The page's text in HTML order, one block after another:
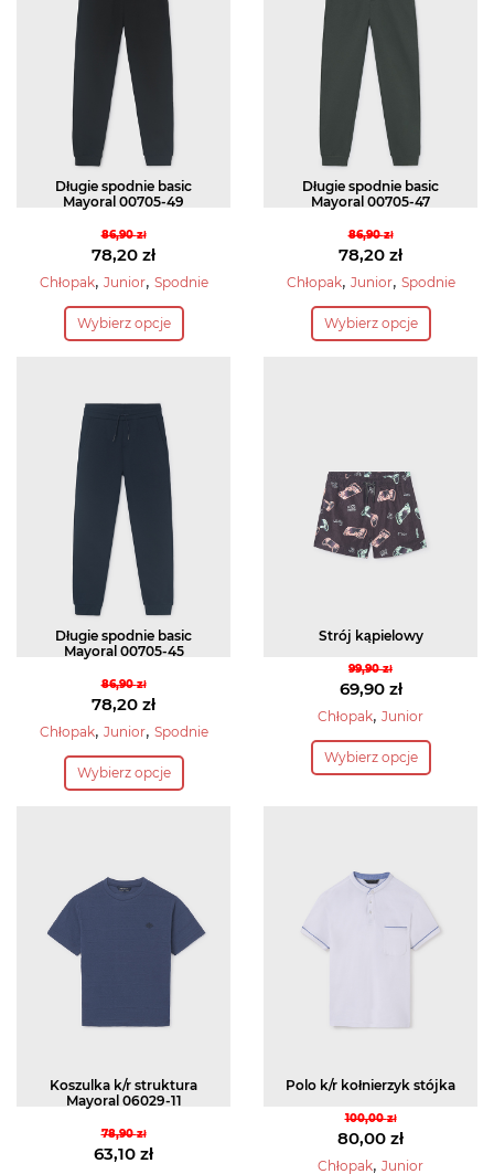
Długie spodnie basic
Mayoral 00705-49
86,90zł
Pierwotna
cena
wynosiła:
86,90 zł.
78,20 zł
Aktualna
cena
wynosi:
Chłopak, Junior, Spodnie
Wybierz opcje
Ten
produkt
wariantów.
Opcje
można
wybrać
na
stronie
produktu
Długie spodnie basic
Mayoral 00705-47
86,90zł
Pierwotna
cena
wynosiła:
86,90 zł.
78,20 zł
Aktualna
cena
wynosi:
Chłopak, Junior, Spodnie
Wybierz opcje
Ten
produkt
można
wybrać
na
stronie
Długie spodnie basic
Mayoral 00705-45
86,90zł
Pierwotna
cena
wynosiła:
86,90 zł.
78,20 zł
Aktualna
cena
wynosi:
Chłopak, Junior, Spodnie
Wybierz opcje
Ten
produkt
Opcje
można
wybrać
stronie
produktu
Strój kąpielowy
99,90zł
Pierwotna
cena
wynosiła:
99,90 zł.
69,90 zł
Aktualna
cena
wynosi:
Chłopak, Junior
Wybierz opcje
Ten
produkt
Opcje
można
wybrać
Koszulka k/r struktura
Mayoral 06029-11
78,90zł
Pierwotna
63,10 zł
Polo k/r kołnierzyk stójka
100,00zł
Pierwotna
cena
80,00 zł
Aktualna
Chłopak, Junior